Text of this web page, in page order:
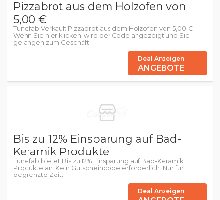
Pizzabrot aus dem Holzofen von
5,00 €
Tunefab Verkauf: Pizzabrot aus dem Holzofen von 5,00 € -
Wenn Sie hier klicken, wird der Code angezeigt und Sie
gelangen zum Geschäft.
Deal Anzeigen
ANGEBOTE
Bis zu 12% Einsparung auf Bad-
Keramik Produkte
Tunefab bietet Bis zu 12% Einsparung auf Bad-Keramik
Produkte an. Kein Gutscheincode erforderlich. Nur für
begrenzte Zeit.
Deal Anzeigen